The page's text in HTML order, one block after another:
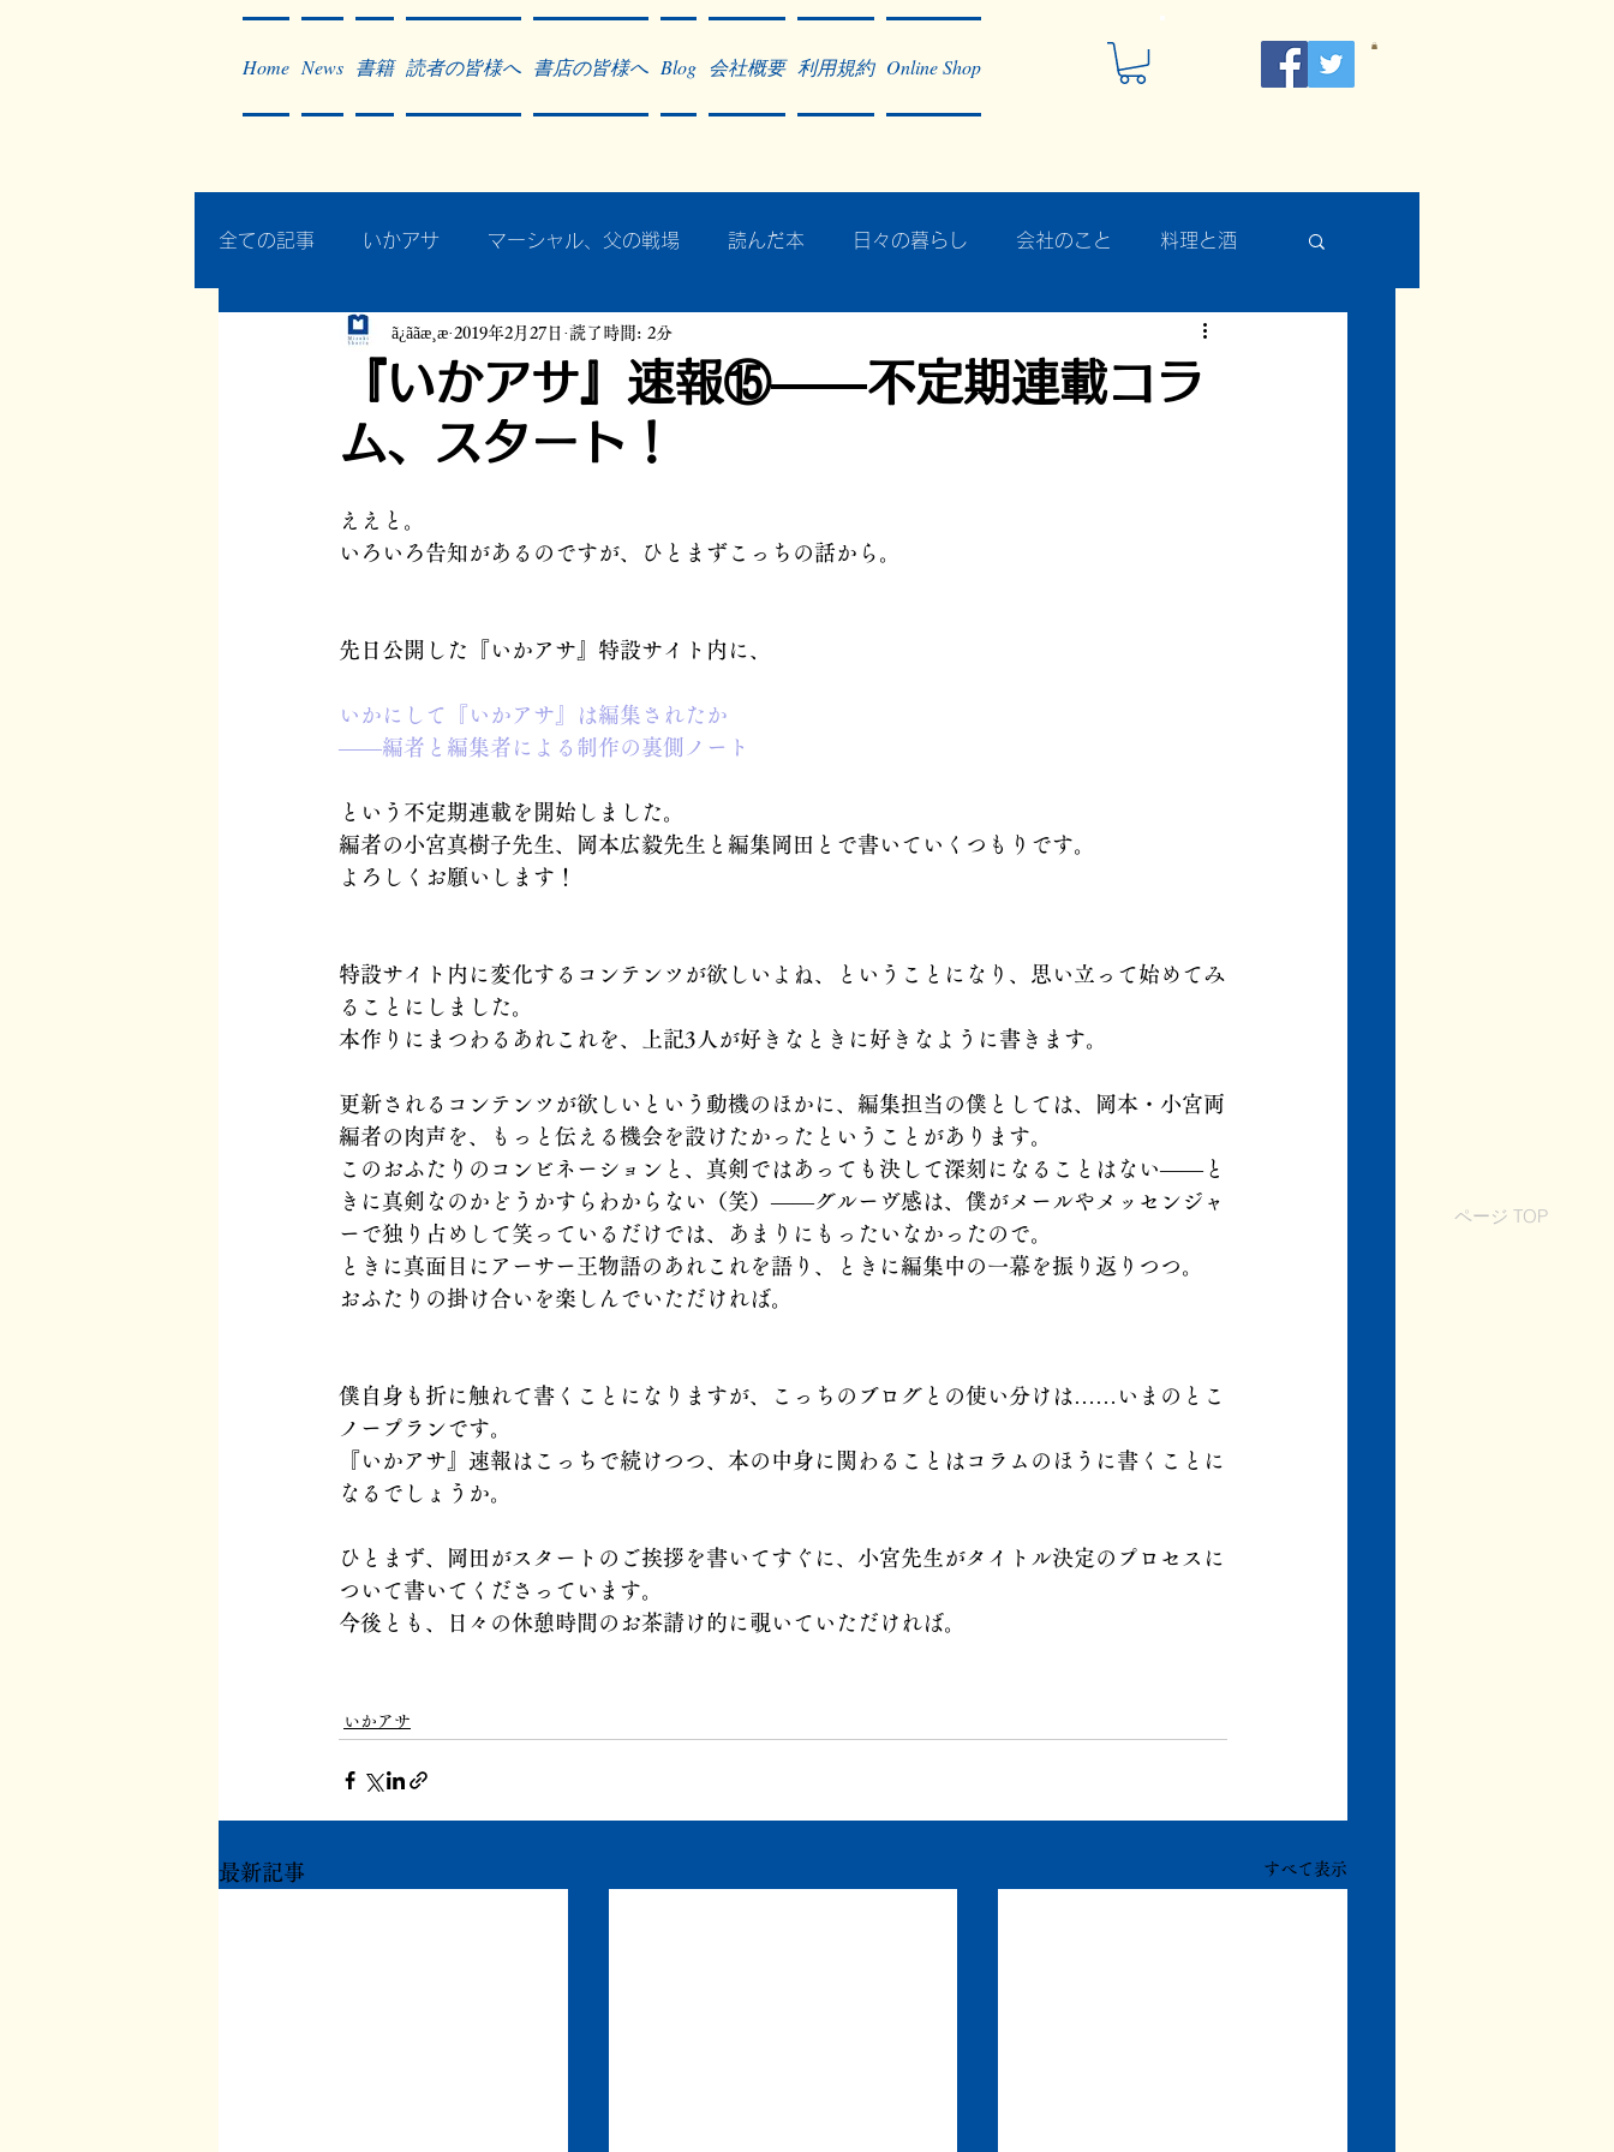
Home News 書籍 読者の皆様へ 書店の皆様へ Blog 会社概要 利用規約 Online Shop
ページ TOP
全ての記事 いかアサ マーシャル、父の戦場 読んだ本 日々の暮らし 会社のこと 料理と酒
秘蔵写真200枚でたどるアジア・太平洋戦争
作った本・作っている本 記事掲載・広告
『いかアサ』速報⑮――不定期連載コラ
ム、スタート！
ã¿ããæ¸æ 2019年2月27日 読了時間: 2分
ええと。
いろいろ告知があるのですが、ひとまずこっちの話から。
先日公開した『いかアサ』特設サイト内に、
いかにして『いかアサ』は編集されたか
――編者と編集者による制作の裏側ノート
という不定期連載を開始しました。
編者の小宮真樹子先生、岡本広毅先生と編集岡田とで書いていくつもりです。
よろしくお願いします！
特設サイト内に変化するコンテンツが欲しいよね、ということになり、思い立って始めてみ
ることにしました。
本作りにまつわるあれこれを、上記3人が好きなときに好きなように書きます。
更新されるコンテンツが欲しいという動機のほかに、編集担当の僕としては、岡本・小宮両
編者の肉声を、もっと伝える機会を設けたかったということがあります。
このおふたりのコンビネーションと、真剣ではあっても決して深刻になることはない――と
きに真剣なのかどうかすらわからない（笑）――グルーヴ感は、僕がメールやメッセンジャ
ーで独り占めして笑っているだけでは、あまりにもったいなかったので。
ときに真面目にアーサー王物語のあれこれを語り、ときに編集中の一幕を振り返りつつ。
おふたりの掛け合いを楽しんでいただければ。
僕自身も折に触れて書くことになりますが、こっちのブログとの使い分けは……いまのとこ
ノープランです。
『いかアサ』速報はこっちで続けつつ、本の中身に関わることはコラムのほうに書くことに
なるでしょうか。
ひとまず、岡田がスタートのご挨拶を書いてすぐに、小宮先生がタイトル決定のプロセスに
ついて書いてくださっています。
今後とも、日々の休憩時間のお茶請け的に覗いていただければ。
いかアサ
最新記事 すべて表示